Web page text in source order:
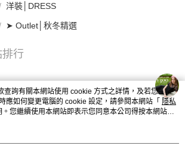
洋裝│DRESS
➤ Outlet│秋冬精選
排行
查詢有關本網站使用 cookie 方式之詳情，及若您不希
應如何變更電腦的 cookie 設定，請參閱本網站「 隱私
。您繼續使用本網站即表示您同意本公司得按本網站使
cookie。